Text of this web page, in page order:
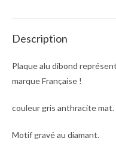
Description
Plaque alu dibond
marque Française !
couleur gris anthracite mat.
Motif gravé au diamant.